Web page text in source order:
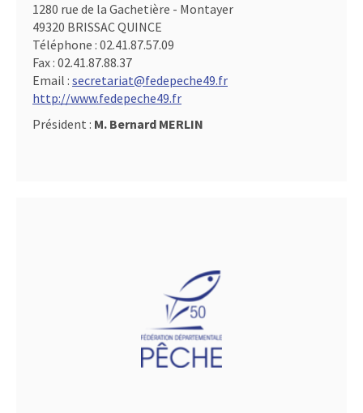
1280 rue de la Gachetière - Montayer
49320 BRISSAC QUINCE
Téléphone : 02.41.87.57.09
Fax : 02.41.87.88.37
Email : secretariat@fedepeche49.fr
http://www.fedepeche49.fr
Président : M. Bernard MERLIN